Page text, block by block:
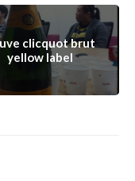
clicquot brut
yellow label